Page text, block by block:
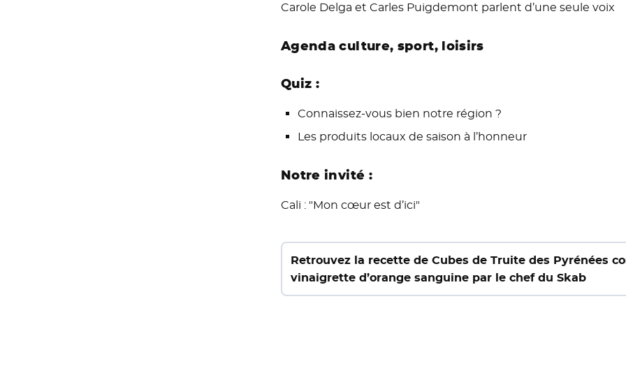
Carole Delga et Carles Puigdemont parlent d’une seule voix
Agenda culture, sport, loisirs
Quiz :
Connaissez-vous bien notre région ?
Les produits locaux de saison à l’honneur
Notre invité :
Cali : "Mon cœur est d’ici"
Retrouvez la recette de Cubes de Truite des Pyrénées
vinaigrette d’orange sanguine par le chef du Skab